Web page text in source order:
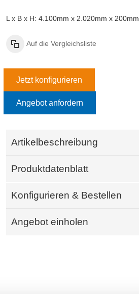
L x B x H: 4.100mm x 2.020mm x 200mm
Auf die Vergleichsliste
Jetzt konfigurieren
Angebot anfordern
Artikelbeschreibung
Produktdatenblatt
Konfigurieren & Bestellen
Angebot einholen